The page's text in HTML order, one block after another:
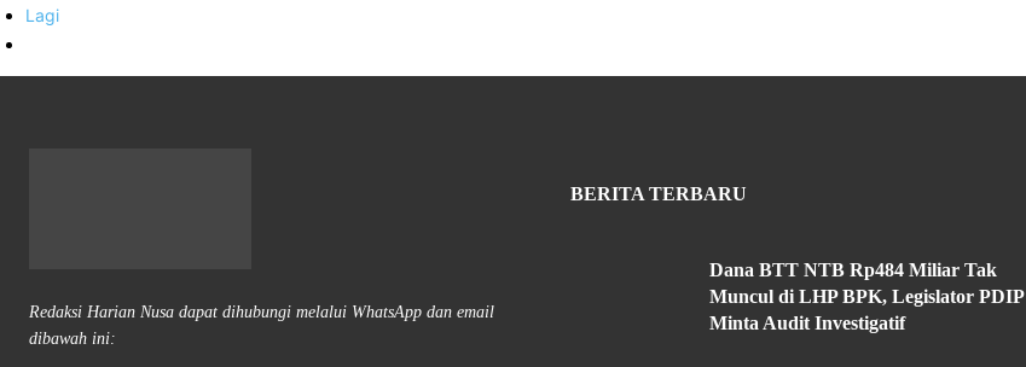
Lagi
Redaksi Harian Nusa dapat dihubungi melalui WhatsApp dan email
dibawah ini:
BERITA TERBARU
Dana BTT NTB Rp484 Miliar Tak
Muncul di LHP BPK, Legislator PDIP
Minta Audit Investigatif